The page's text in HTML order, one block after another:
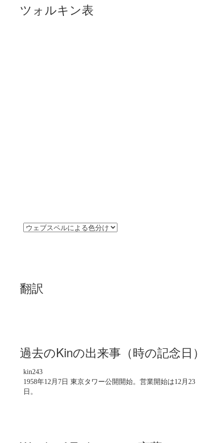
ツォルキン表
翻訳
過去のKinの出来事（時の記念日）
kin243
1958年12月7日 東京タワー公開開始。営業開始は12月23
日。